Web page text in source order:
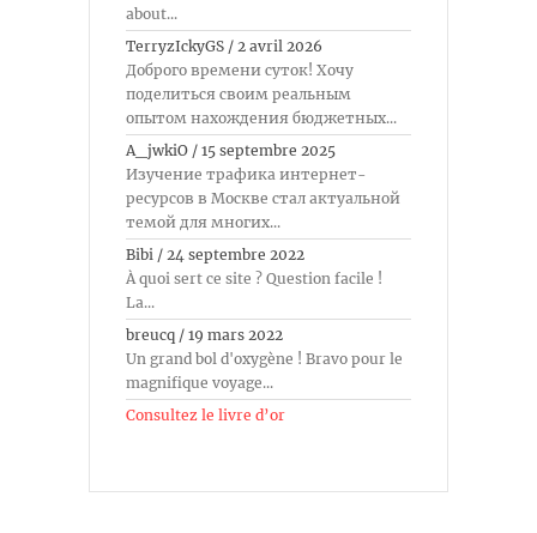
about...
TerryzIckyGS / 2 avril 2026
Доброго времени суток! Хочу
поделиться своим реальным
опытом нахождения бюджетных...
A_jwkiO / 15 septembre 2025
Изучение трафика интернет-
ресурсов в Москве стал актуальной
темой для многих...
Bibi / 24 septembre 2022
À quoi sert ce site ? Question facile !
La...
breucq / 19 mars 2022
Un grand bol d'oxygène ! Bravo pour le
magnifique voyage...
Consultez le livre d’or